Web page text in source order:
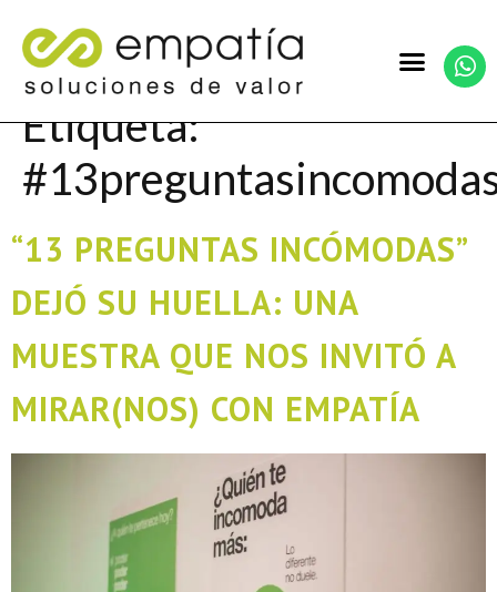
Etiqueta:
“13 PREGUNTAS INCÓMODAS”
DEJÓ SU HUELLA: UNA
MUESTRA QUE NOS INVITÓ A
MIRAR(NOS) CON EMPATÍA